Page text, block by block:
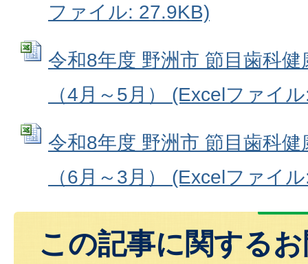
ファイル: 27.9KB)
令和8年度 野洲市 節目歯科
（4月～5月） (Excelファイ
令和8年度 野洲市 節目歯科
（6月～3月） (Excelファイ
この記事に関する